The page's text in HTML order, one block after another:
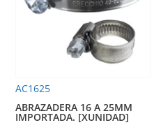
AC1625
ABRAZADERA 16 A 25MM
IMPORTADA. [XUNIDAD]